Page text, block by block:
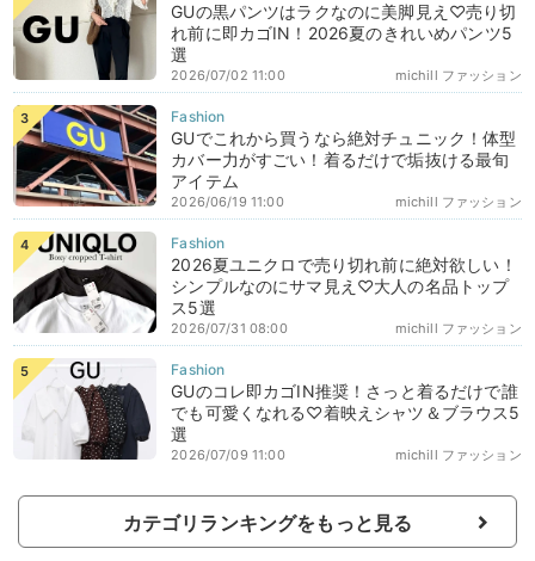
GUの黒パンツはラクなのに美脚見え♡売り切
れ前に即カゴIN！2026夏のきれいめパンツ5
選
michill ファッション
2026/07/02 11:00
GUでこれから買うなら絶対チュニック！体型
カバー力がすごい！着るだけで垢抜ける最旬
アイテム
michill ファッション
2026/06/19 11:00
2026夏ユニクロで売り切れ前に絶対欲しい！
シンプルなのにサマ見え♡大人の名品トップ
ス5選
michill ファッション
2026/07/31 08:00
GUのコレ即カゴIN推奨！さっと着るだけで誰
でも可愛くなれる♡着映えシャツ＆ブラウス5
選
michill ファッション
2026/07/09 11:00
カテゴリランキングをもっと見る